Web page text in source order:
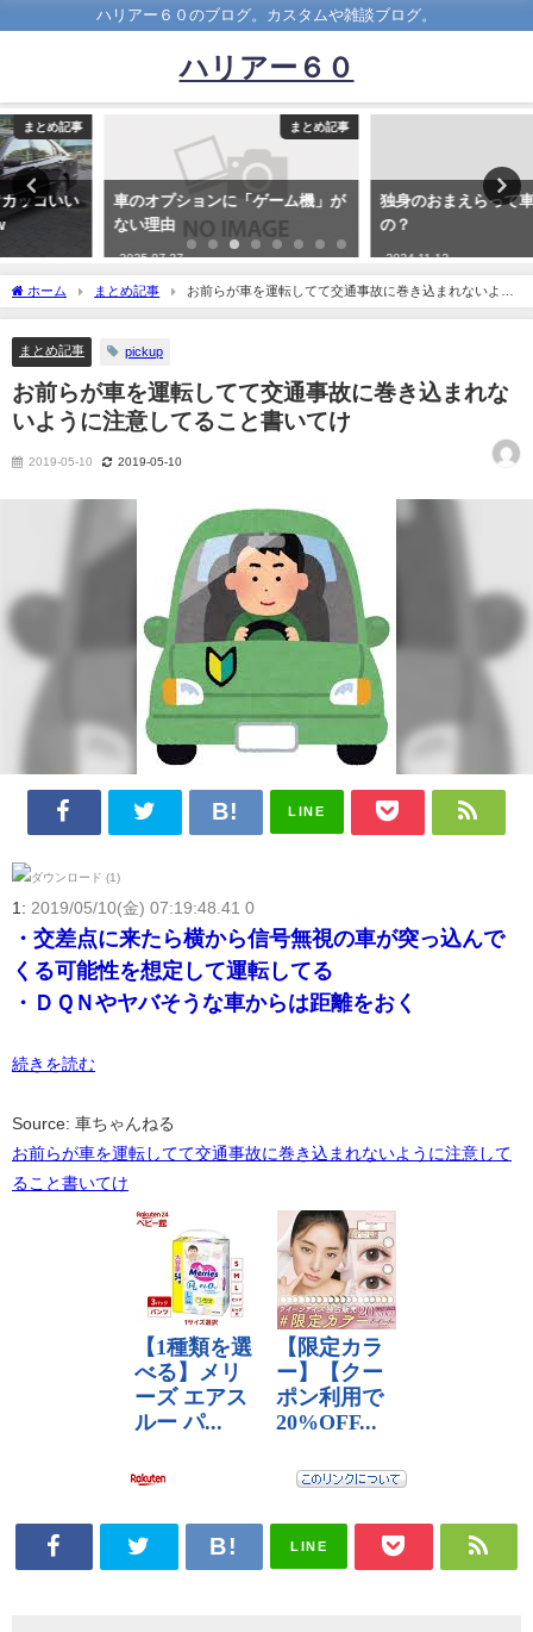
ハリアー６０のブログ。カスタムや雑談ブログ。
ハリアー６０
車のオプションに「ゲーム機」が
2025-07-27
独身のおまえらって車何乗ってん
の？
2024-11-12
ホーム まとめ記事
お前らが車を運転してて交通事故に巻き込まれないよう
に注意してること書いてけ
まとめ記事 pickup
お前らが車を運転してて交通事故に巻き込まれな
いように注意してること書いてけ
2019-05-10 2019-05-10
LINE
1: 2019/05/10(金) 07:19:48.41 0
・交差点に来たら横から信号無視の車が突っ込んで
くる可能性を想定して運転してる
・ＤＱＮやヤバそうな車からは距離をおく
続きを読む
Source: 車ちゃんねる
お前らが車を運転してて交通事故に巻き込まれないように注意して
ること書いてけ
LINE